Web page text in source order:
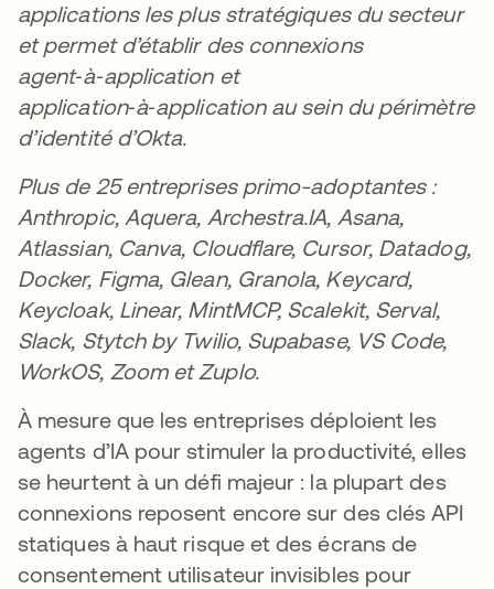
applications les plus stratégiques du secteur
et permet d’établir des connexions
agent‑à‑application et
application‑à‑application au sein du périmètre
d’identité d’Okta.
Plus de 25 entreprises primo-adoptantes :
Anthropic, Aquera, Archestra.IA, Asana,
Atlassian, Canva, Cloudflare, Cursor, Datadog,
Docker, Figma, Glean, Granola, Keycard,
Keycloak, Linear, MintMCP, Scalekit, Serval,
Slack, Stytch by Twilio, Supabase, VS Code,
WorkOS, Zoom et Zuplo.
À mesure que les entreprises déploient les
agents d’IA pour stimuler la productivité, elles
se heurtent à un défi majeur : la plupart des
connexions reposent encore sur des clés API
statiques à haut risque et des écrans de
consentement utilisateur invisibles pour